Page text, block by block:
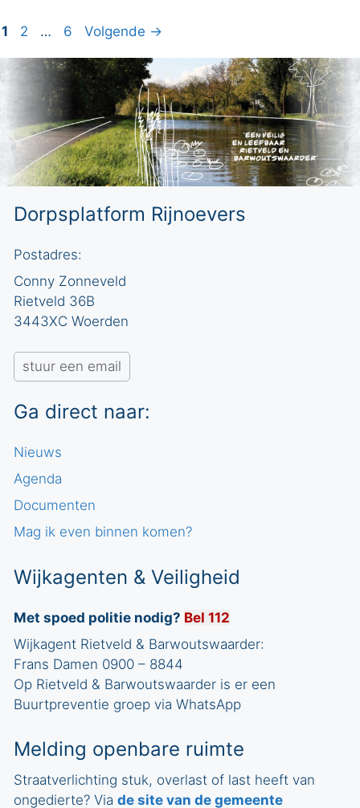
Pagina
1 Pagina
2 … Pagina
6 Volgende →
Dorpsplatform Rijnoevers
Postadres:
Conny Zonneveld
Rietveld 36B
3443XC Woerden
stuur een email
Ga direct naar:
Nieuws
Agenda
Documenten
Mag ik even binnen komen?
Wijkagenten & Veiligheid
Met spoed politie nodig? Bel 112
Wijkagent Rietveld & Barwoutswaarder:
Frans Damen 0900 – 8844
Op Rietveld & Barwoutswaarder is er een
Buurtpreventie groep via WhatsApp
Melding openbare ruimte
Straatverlichting stuk, overlast of last heeft van
ongedierte? Via de site van de gemeente